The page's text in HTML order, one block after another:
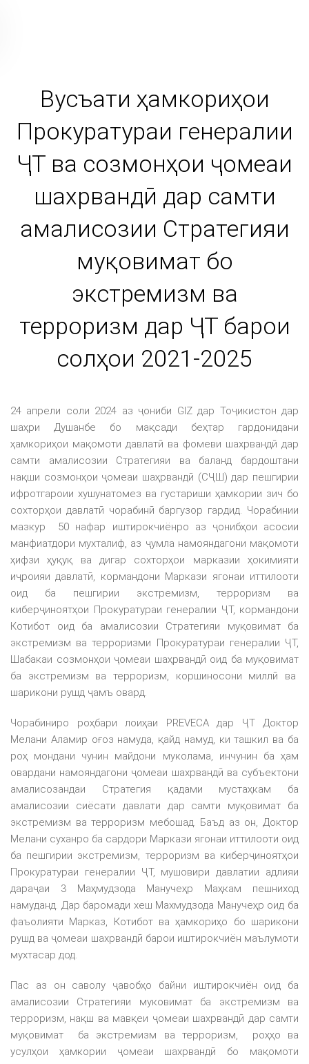
Вусъати ҳамкориҳои
Прокуратураи генералии
ҶТ ва созмонҳои ҷомеаи
шахрвандӣ дар самти
амалисозии Стратегияи
муқовимат бо
экстремизм ва
терроризм дар ҶТ барои
солҳои 2021-2025
24 апрели соли 2024 аз ҷониби GIZ дар Тоҷикистон дар
шаҳри Душанбе бо мақсади беҳтар гардонидани
ҳамкориҳои мақомоти давлатӣ ва фомеви шахрвандӣ дар
самти амалисозии Стратегияи ва баланд бардоштани
нақши созмонҳои ҷомеаи шаҳрвандӣ (СҶШ) дар пешгирии
ифротгароии хушунатомез ва густариши ҳамкории зич бо
сохторҳои давлатӣ чорабинӣ баргузор гардид. Чорабинии
мазкур 50 нафар иштирокчиёнро аз ҷонибҳои асосии
манфиатдори мухталиф, аз ҷумла намояндагони мақомоти
ҳифзи ҳуқуқ ва дигар сохторҳои марказии ҳокимияти
иҷроияи давлатӣ, кормандони Маркази ягонаи иттилооти
оид ба пешгирии экстремизм, терроризм ва
киберҷиноятҳои Прокуратураи генералии ҶТ, кормандони
Котибот оид ба амалисозии Стратегияи муқовимат ба
экстремизм ва терроризми Прокуратураи генералии ҶТ,
Шабакаи созмонҳои ҷомеаи шаҳрвандӣ оид ба муқовимат
ба экстремизм ва терроризм, коршиносони миллӣ ва
шарикони рушд ҷамъ овард.
Чорабиниро роҳбари лоиҳаи PREVECA дар ҶТ Доктор
Мелани Аламир оғоз намуда, қайд намуд, ки ташкил ва ба
роҳ мондани чунин майдони муколама, инчунин ба ҳам
овардани намояндагони ҷомеаи шахрвандӣ ва субъектони
амалисозандаи Стратегия қадами мустаҳкам ба
амалисозии сиёсати давлати дар самти муқовимат ба
экстремизм ва терроризм мебошад. Баъд аз он, Доктор
Мелани суханро ба сардори Маркази ягонаи иттилооти оид
ба пешгирии экстремизм, терроризм ва киберҷиноятҳои
Прокуратураи генералии ҶТ, мушовири давлатии адлияи
дараҷаи 3 Маҳмудзода Манучеҳр Маҳкам пешниход
намуданд. Дар баромади хеш Махмудзода Манучеҳр оид ба
фаъолияти Марказ, Котибот ва ҳамкориҳо бо шарикони
рушд ва ҷомеаи шахрвандӣ барои иштирокчиён маълумоти
мухтасар дод.
Пас аз он саволу ҷавобҳо байни иштирокчиён оид ба
амалисозии Стратегияи муковимат ба экстремизм ва
терроризм, нақш ва мавқеи ҷомеаи шахрвандӣ дар самти
муқовимат ба экстремизм ва терроризм, роҳҳо ва
усулҳои ҳамкории ҷомеаи шахрвандӣ бо мақомоти